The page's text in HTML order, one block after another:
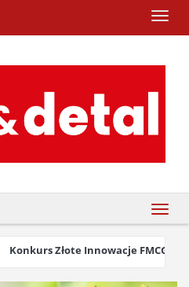
menu
menu
Konkurs Złote Innowacje FMCG &